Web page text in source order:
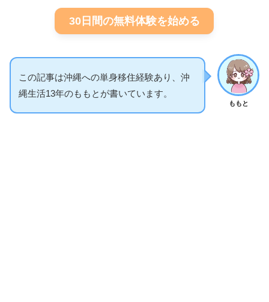
30日間の無料体験を始める
ももと
この記事は沖縄への単身移住経験あり、沖
縄生活13年のももとが書いています。